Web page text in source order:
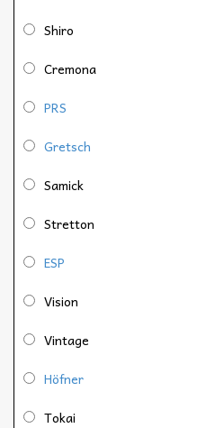
Shiro
Cremona
PRS
Gretsch
Samick
Stretton
ESP
Vision
Vintage
Höfner
Tokai